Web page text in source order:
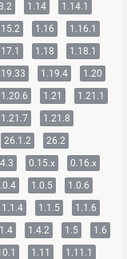
1.14
1.14.1
1.16
1.16.1
1.18
1.18.1
1.19.4
1.20
1.20.6 1.21
1.21.1
1.21.7
1.21.8
26.1.2 26.2
0.15.x
0.16.x
1.0.5
1.0.6
1.1.4 1.1.5
1.1.6
1.4 1.4.2 1.5
1.6
1.11
1.11.1